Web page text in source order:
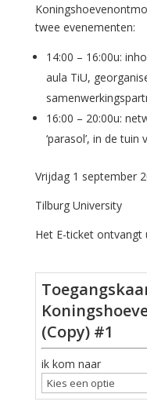
twee evenementen:
14:00 – 16:00u:
aula TiU,
16:00 – 20:00u:
‘parasol’, in de tuin
Vrijdag 1 september
Tilburg University
Het E-ticket ontvangt
(Copy) #1
ik kom naar